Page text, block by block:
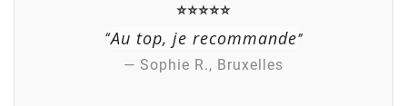
⭐⭐⭐⭐⭐
“Au top, je recommande”
— Sophie R., Bruxelles